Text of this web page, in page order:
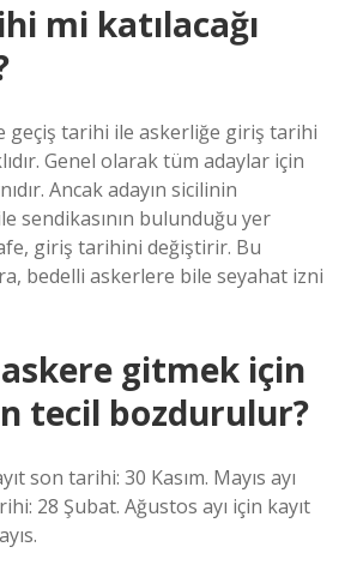
mi katılacağı
geçiş tarihi ile askerliğe giriş tarihi
Genel olarak tüm adaylar için
Ancak adayın sicilinin
sendikasının bulunduğu yer
giriş tarihini değiştirir. Bu
bedelli askerlere bile seyahat izni
gitmek için
tecil bozdurulur?
son tarihi: 30 Kasım. Mayıs ayı
28 Şubat. Ağustos ayı için kayıt